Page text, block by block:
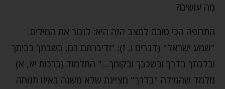
מה עושים?
התרופה הכי טובה למצב הזה היא: לזכור את המילים
"שמע ישראל" (דברים ו, ז): "ודיברתם בם, בשבתך בביתך
ובלכתך בדרך ובשכבך ובקומך…" התלמוד (ברכות יא, א)
מלמד שהמילה "בדרך" מציינת שלא משנה באיזו תנוחה